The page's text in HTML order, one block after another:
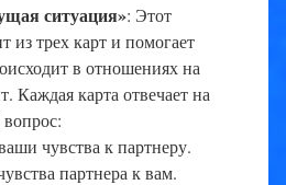
ситуация»: Этот
из трех карт и помогает
в отношениях на
Каждая карта отвечает на
чувства к партнеру.
партнера к вам.